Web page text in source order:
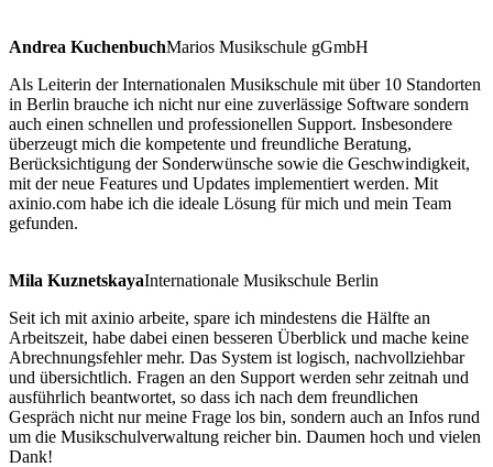
Andrea KuchenbuchMarios Musikschule gGmbH
Als Leiterin der Internationalen Musikschule mit über 10 Standorten
in Berlin brauche ich nicht nur eine zuverlässige Software sondern
auch einen schnellen und professionellen Support. Insbesondere
überzeugt mich die kompetente und freundliche Beratung,
Berücksichtigung der Sonderwünsche sowie die Geschwindigkeit,
mit der neue Features und Updates implementiert werden. Mit
axinio.com habe ich die ideale Lösung für mich und mein Team
gefunden.
Mila KuznetskayaInternationale Musikschule Berlin
Seit ich mit axinio arbeite, spare ich mindestens die Hälfte an
Arbeitszeit, habe dabei einen besseren Überblick und mache keine
Abrechnungsfehler mehr. Das System ist logisch, nachvollziehbar
und übersichtlich. Fragen an den Support werden sehr zeitnah und
ausführlich beantwortet, so dass ich nach dem freundlichen
Gespräch nicht nur meine Frage los bin, sondern auch an Infos rund
um die Musikschulverwaltung reicher bin. Daumen hoch und vielen
Dank!